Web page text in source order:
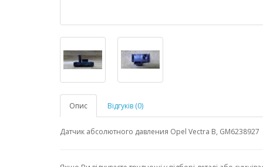
Опис Відгуків (0)
Датчик абсолютного давления Opel Vectra B, GM6238927